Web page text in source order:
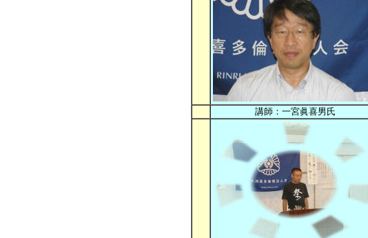
講師：一宮眞喜男氏